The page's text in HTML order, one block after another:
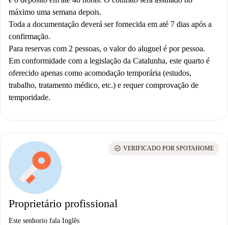
máximo uma semana depois.
Toda a documentação deverá ser fornecida em até 7 dias após a
confirmação.
Para reservas com 2 pessoas, o valor do aluguel é por pessoa.
Em conformidade com a legislação da Catalunha, este quarto é
oferecido apenas como acomodação temporária (estudos,
trabalho, tratamento médico, etc.) e requer comprovação de
temporidade.
Proprietário profissional
Este senhorio fala Inglês
check_circle VERIFICADO POR SPOTAHOME